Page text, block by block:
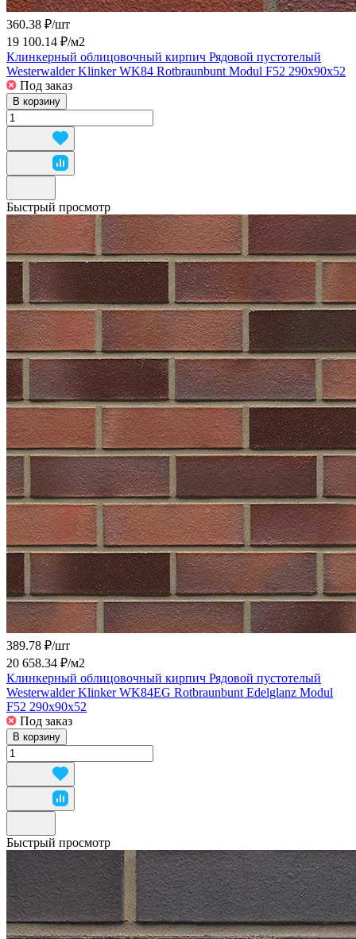
360.38 ₽/шт
19 100.14 ₽/м2
Клинкерный облицовочный кирпич Рядовой пустотелый
Westerwalder Klinker WK84 Rotbraunbunt Modul F52 290x90x52
Под заказ
В корзину
Быстрый просмотр
389.78 ₽/шт
20 658.34 ₽/м2
Клинкерный облицовочный кирпич Рядовой пустотелый
Westerwalder Klinker WK84EG Rotbraunbunt Edelglanz Modul
F52 290x90x52
Под заказ
В корзину
Быстрый просмотр